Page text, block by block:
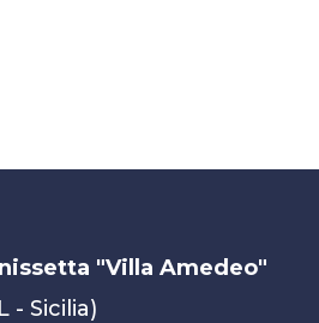
"Villa Amedeo"
- Sicilia)